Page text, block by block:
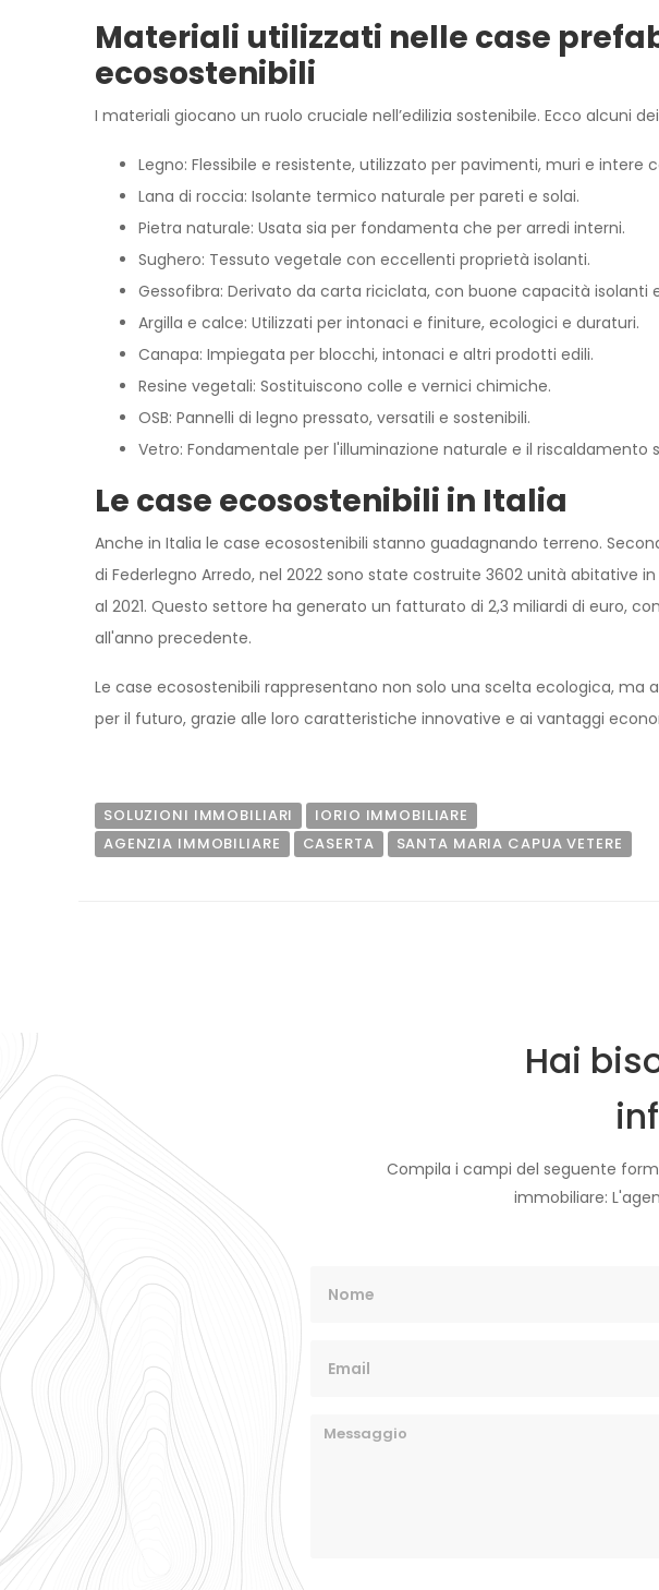
Materiali utilizzati nelle case
ecosostenibili
I materiali giocano un ruolo cruciale nell’edilizia sostenibile. Ecco alcuni
Legno: Flessibile e resistente, utilizzato per pavimenti, muri e intere
Lana di roccia: Isolante termico naturale per pareti e solai.
Pietra naturale: Usata sia per fondamenta che per arredi interni.
Sughero: Tessuto vegetale con eccellenti proprietà isolanti.
Gessofibra: Derivato da carta riciclata, con buone capacità isolanti
Argilla e calce: Utilizzati per intonaci e finiture, ecologici e duraturi.
Canapa: Impiegata per blocchi, intonaci e altri prodotti edili.
Resine vegetali: Sostituiscono colle e vernici chimiche.
OSB: Pannelli di legno pressato, versatili e sostenibili.
Vetro: Fondamentale per l'illuminazione naturale e il riscaldamento
Le case ecosostenibili in Italia
Anche in Italia le case ecosostenibili stanno guadagnando terreno.
di Federlegno Arredo, nel 2022 sono state costruite 3602 unità abitative
al 2021. Questo settore ha generato un fatturato di 2,3 miliardi di euro,
all'anno precedente.
Le case ecosostenibili rappresentano non solo una scelta ecologica,
per il futuro, grazie alle loro caratteristiche innovative e ai vantaggi
SOLUZIONI IMMOBILIARI
IORIO IMMOBILIARE
AGENZIA IMMOBILIARE
CASERTA SANTA MARIA CAPUA VETERE
Hai
Compila i campi del seguente
immobiliare: